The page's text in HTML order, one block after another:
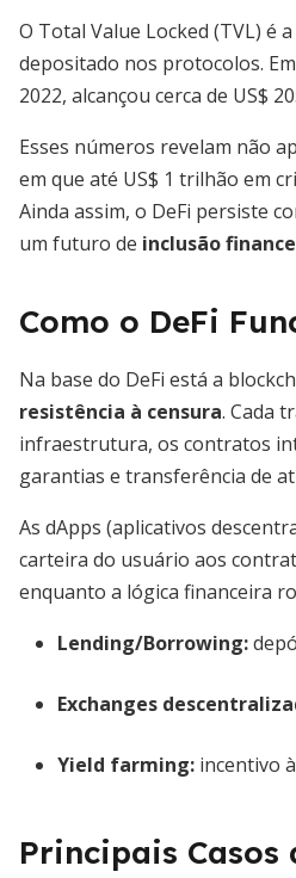
O Total Value Locked (TVL) é
depositado nos protocolos.
2022, alcançou cerca de US$
Esses números revelam não
em que até US$ 1 trilhão em
Ainda assim, o DeFi persiste
um futuro de inclusão
Como o DeFi
Na base do DeFi está a
resistência à censura. Cada
infraestrutura, os contratos
garantias e transferência de
As dApps (aplicativos
carteira do usuário aos
enquanto a lógica financeira
Lending/Borrowing:
Exchanges
Yield farming: incentivo
Principais Casos